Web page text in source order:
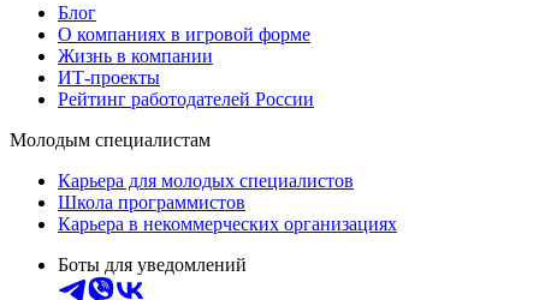
Блог
О компаниях в игровой форме
Жизнь в компании
ИТ-проекты
Рейтинг работодателей России
Молодым специалистам
Карьера для молодых специалистов
Школа программистов
Карьера в некоммерческих организациях
Боты для уведомлений